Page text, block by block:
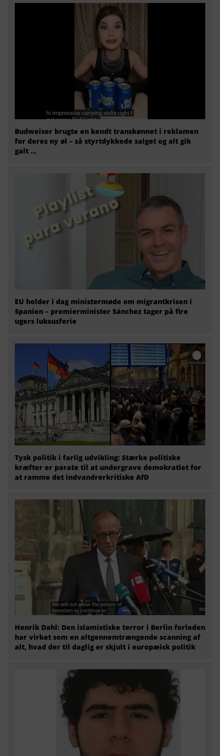
Budweiser brugte en kendt transkønnet i reklamen
for deres ny øl – så styrtdykkede salget og alt gik
galt …
EU holder i dag ministermøde om migrantkrisen i
Spanien – premierminister Sánchez tager på fire
ugers luksusferie
Tysk politik i farlig udvikling: Stærke politiske
kræfter er parate til at undergrave demokratiet for
at ramme det indvandrerkritiske AfD
Henrik Dahl: Den islamistiske terror i Berlin forleden
har virket som en altgennemtrængende scanning af
alt, hvad der til daglig er skjult i europæisk politik